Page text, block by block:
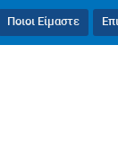
Ποιοι Είμαστε